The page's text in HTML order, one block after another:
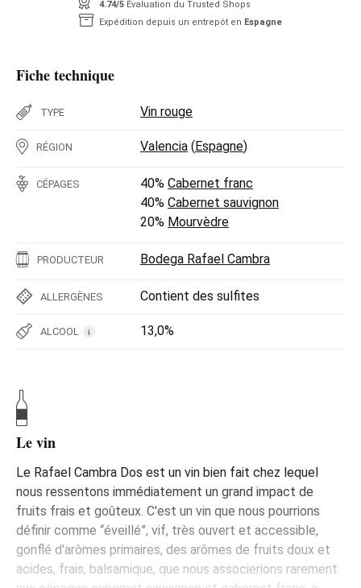
4.74/5 Évaluation du Trusted Shops
Expédition depuis un entrepôt en Espagne
Fiche technique
TYPE Vin rouge
RÉGION Valencia (Espagne)
CÉPAGES 40% Cabernet franc
40% Cabernet sauvignon
20% Mourvèdre
PRODUCTEUR Bodega Rafael Cambra
ALLERGÈNES Contient des sulfites
ALCOOL i 13,0%
Le vin
Le Rafael Cambra Dos est un vin bien fait chez lequel
nous ressentons immédiatement un grand impact de
fruits frais et goûteux. C'est un vin que nous pourrions
définir comme “éveillé”, vif, très ouvert et accessible,
gonflé d'arômes primaires, des arômes de fruits doux et
acides, frais, balsamique, que nous associerions rarement